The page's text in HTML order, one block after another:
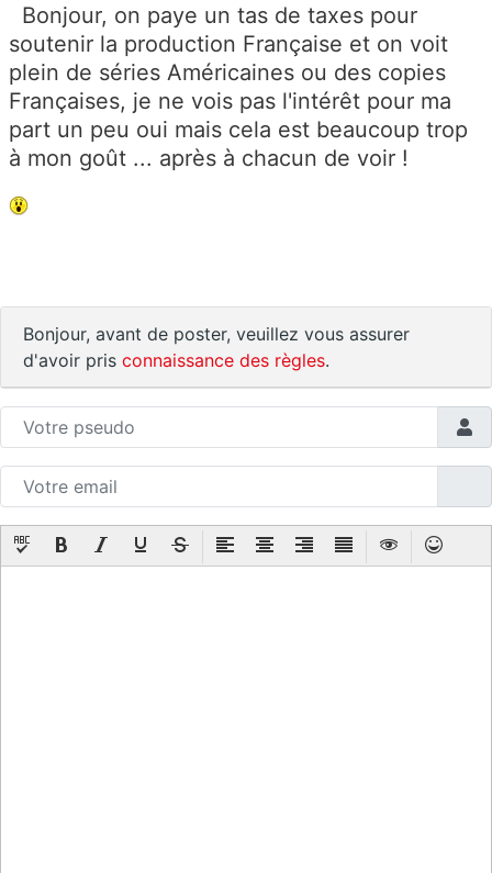
Bonjour, on paye un tas de taxes pour
soutenir la production Française et on voit
plein de séries Américaines ou des copies
Françaises, je ne vois pas l'intérêt pour ma
part un peu oui mais cela est beaucoup trop
à mon goût ... après à chacun de voir !
Bonjour, avant de poster, veuillez vous assurer
d'avoir pris connaissance des règles.